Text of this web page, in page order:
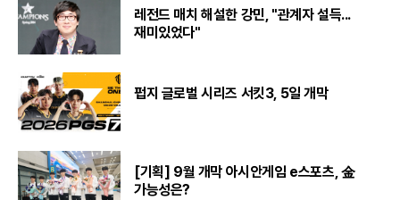
레전드 매치 해설한 강민, "관계자 설득...
재미있었다"
펍지 글로벌 시리즈 서킷3, 5일 개막
[기획] 9월 개막 아시안게임 e스포츠, 金
가능성은?